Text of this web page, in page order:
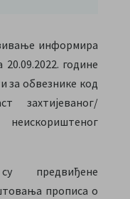
информира
године
за обвезнике код
захтијеваног/
предвиђене
прописа о